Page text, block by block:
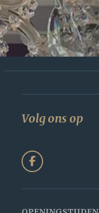
Volg ons op
F
a